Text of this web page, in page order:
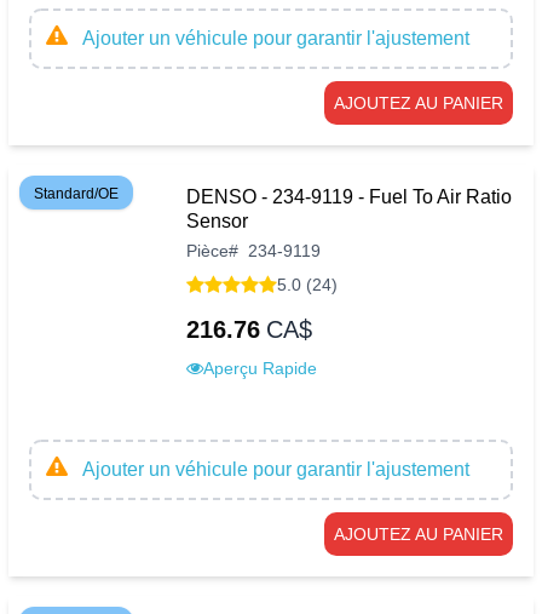
Ajouter un véhicule pour garantir l'ajustement
AJOUTEZ AU PANIER
Standard/OE
DENSO - 234-9119 - Fuel To Air Ratio
Sensor
Pièce# 234-9119
5.0 (24)
216.76 CA$
Aperçu Rapide
Ajouter un véhicule pour garantir l'ajustement
AJOUTEZ AU PANIER